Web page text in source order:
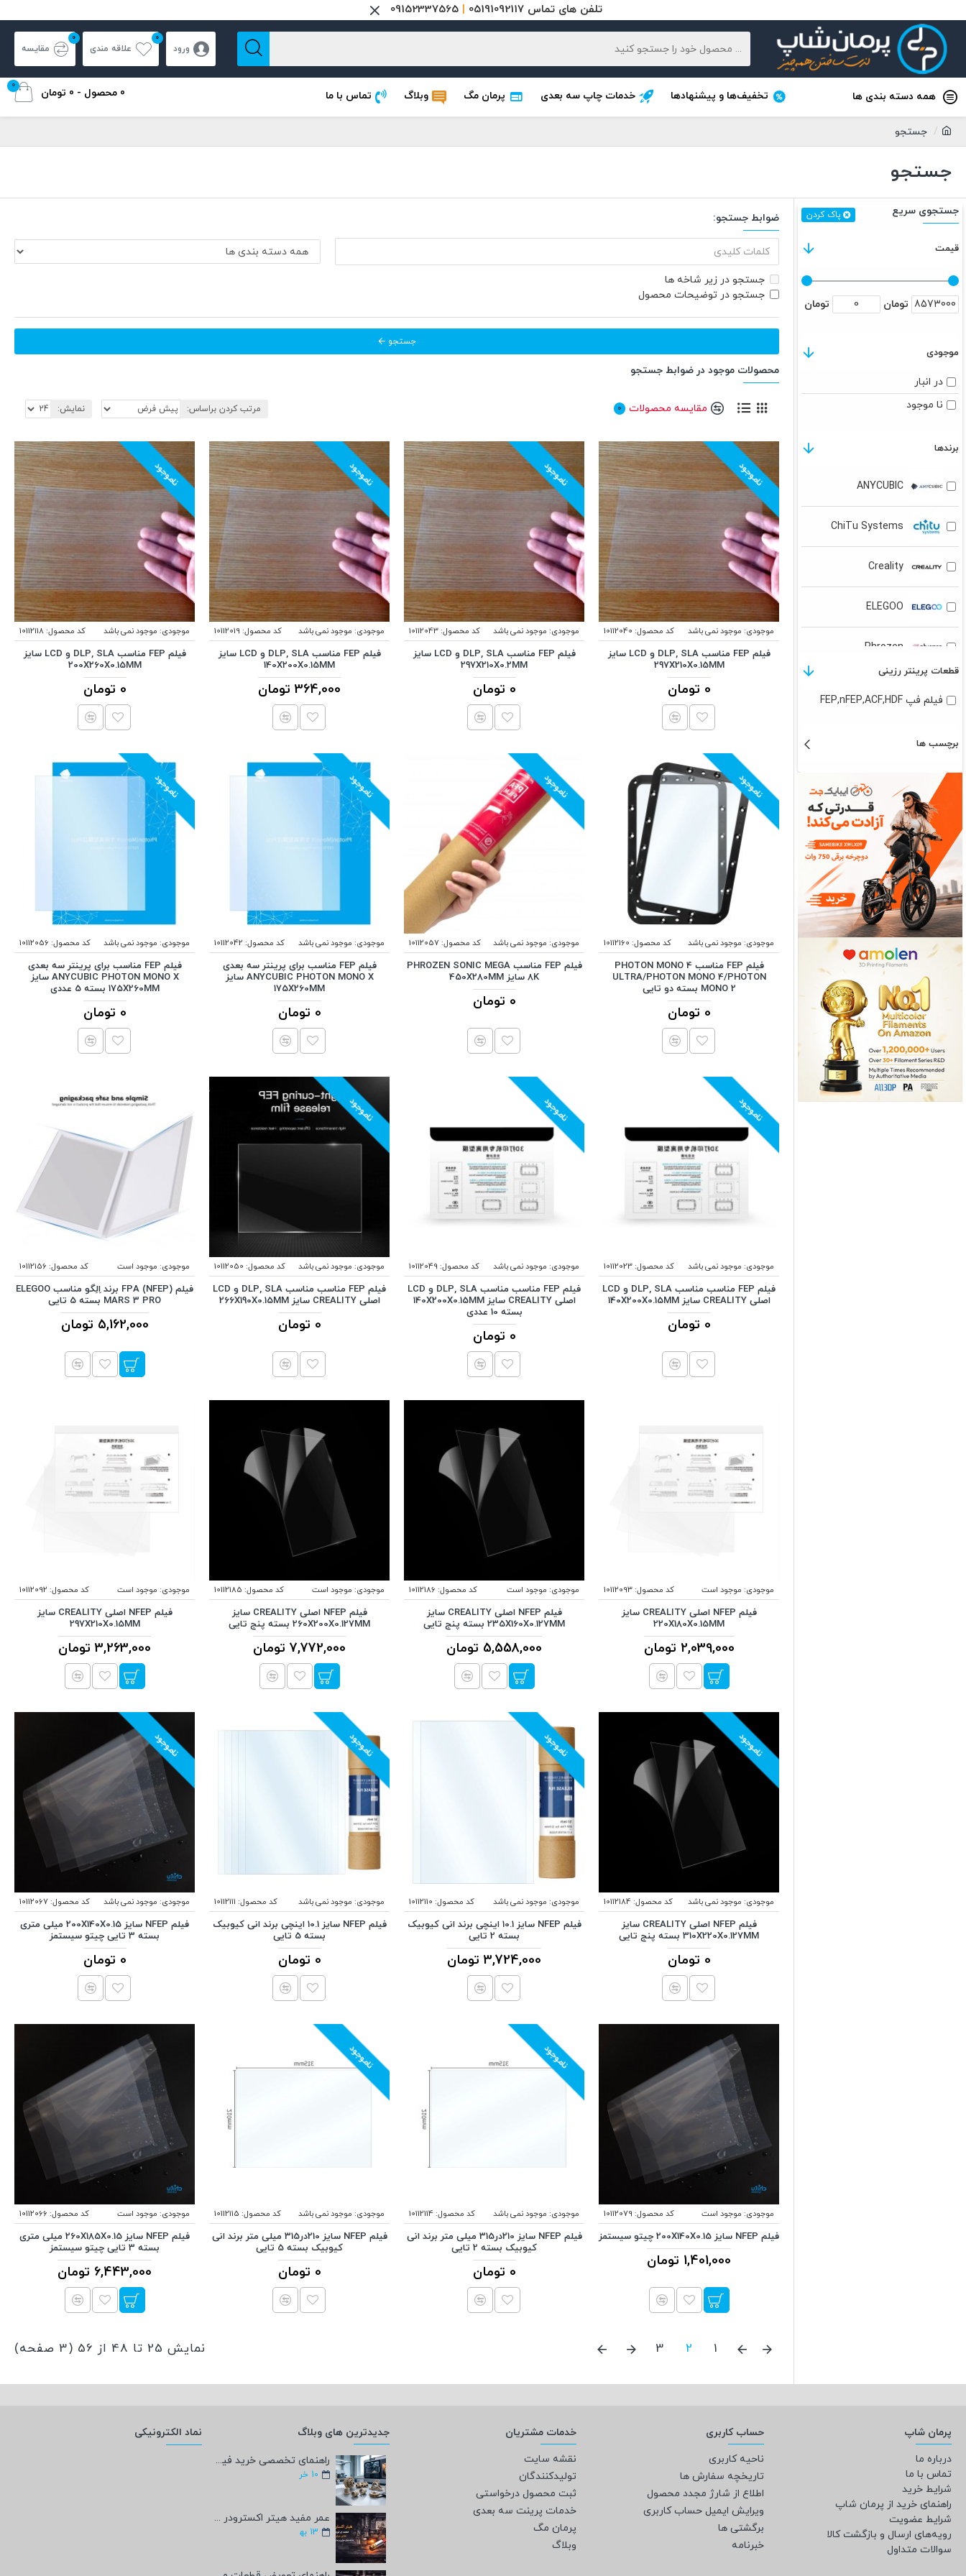
تلفن های تماس 05191092117 09152337565
ورود علاقه مندی
0
مقایسه
0
همه دسته بندی ها تخفیف‌ها و پیشنهادها خدمات چاپ سه بعدی پرمان مگ وبلاگ تماس با ما 0 محصول - 0 تومان
0
جستجو
جستجو
جستجوی سریع پاک کردن
قیمت
تومان تومان
برندها
ANYCUBIC
ChiTu Systems
Creality
ELEGOO
Phrozen
قطعات پرینتر رزینی
فیلم فپ FEP,nFEP,ACF,HDF
برچسب ها
موجودی
در انبار
نا موجود
ضوابط جستجو:
جستجو در زیر شاخه ها
جستجو در توضیحات محصول
جستجو
محصولات موجود در ضوابط جستجو
مقایسه محصولات 0 مرتب کردن براساس: نمایش:
ناموجود
موجودی: موجود نمی باشد کد محصول: 10112040
فیلم FEP مناسب DLP, SLA و LCD سایز
297X210X0.15MM
0 تومان
ناموجود
موجودی: موجود نمی باشد کد محصول:10112043
فیلم FEP مناسب DLP, SLA و LCD سایز
297X210X0.2MM
0 تومان
ناموجود
موجودی: موجود نمی باشد کد محصول: 10112019
فیلم FEP مناسب DLP, SLA و LCD سایز
140X200X0.15MM
364,000 تومان
ناموجود
موجودی: موجود نمی باشد کد محصول:10112118
فیلم FEP مناسب DLP, SLA و LCD سایز
200X260X0.15MM
0 تومان
ناموجود
موجودی: موجود نمی باشد کد محصول: 10112160
فیلم FEP مناسب PHOTON MONO 4
ULTRA/PHOTON MONO 4/PHOTON
MONO 2 بسته دو تایی
0 تومان
ناموجود
موجودی: موجود نمی باشد کد محصول:10112057
فیلم FEP مناسب PHROZEN SONIC MEGA
8K سایز 450X280MM
0 تومان
ناموجود
موجودی: موجود نمی باشد کد محصول: 10112042
فیلم FEP مناسب برای پرینتر سه بعدی
ANYCUBIC PHOTON MONO X سایز
175X260MM
0 تومان
ناموجود
موجودی: موجود نمی باشد کد محصول: 10112056
فیلم FEP مناسب برای پرینتر سه بعدی
ANYCUBIC PHOTON MONO X سایز
175X260MM بسته 5 عددی
0 تومان
ناموجود
موجودی: موجود نمی باشد کد محصول:10112023
فیلم FEP مناسب مناسب DLP, SLA و LCD
اصلی CREALITY سایز 140X200X0.15MM
0 تومان
ناموجود
موجودی: موجود نمی باشد کد محصول: 10112049
فیلم FEP مناسب مناسب DLP, SLA و LCD
اصلی CREALITY سایز 140X200X0.15MM
بسته 10 عددی
0 تومان
ناموجود
موجودی: موجود نمی باشد کد محصول: 10112050
فیلم FEP مناسب مناسب DLP, SLA و LCD
اصلی CREALITY سایز 266X190X0.15MM
0 تومان
موجودی: موجود است کد محصول: 10112156
فیلم FPA (NFEP) برند اِلِگو مناسب ELEGOO
MARS 3 PRO بسته 5 تایی
5,162,000 تومان
موجودی: موجود است کد محصول:10112093
فیلم NFEP اصلی CREALITY سایز
220X180X0.15MM
2,039,000 تومان
موجودی: موجود است کد محصول: 10112186
فیلم NFEP اصلی CREALITY سایز
235X160X0.127MM بسته پنج تایی
5,558,000 تومان
موجودی: موجود است کد محصول: 10112185
فیلم NFEP اصلی CREALITY سایز
260X200X0.127MM بسته پنج تایی
7,772,000 تومان
موجودی: موجود است کد محصول: 10112092
فیلم NFEP اصلی CREALITY سایز
297X210X0.15MM
3,263,000 تومان
ناموجود
موجودی: موجود نمی باشد کد محصول:10112184
فیلم NFEP اصلی CREALITY سایز
310X220X0.127MM بسته پنج تایی
0 تومان
ناموجود
موجودی: موجود نمی باشد کد محصول: 10112110
فیلم NFEP سایز 10.1 اینچی برند انی کیوبیک
بسته 2 تایی
3,724,000 تومان
ناموجود
موجودی: موجود نمی باشد کد محصول: 10112111
فیلم NFEP سایز 10.1 اینچی برند انی کیوبیک
بسته 5 تایی
0 تومان
ناموجود
موجودی: موجود نمی باشد کد محصول:10112067
فیلم NFEP سایز 200X140X0.15 میلی متری
بسته 3 تایی چیتو سیستمز
0 تومان
موجودی: موجود است کد محصول: 10112079
فیلم NFEP سایز 200X140X0.15 چیتو سیستمز
1,401,000 تومان
ناموجود
موجودی: موجود نمی باشد کد محصول:10112114
فیلم NFEP سایز 210در315 میلی متر برند انی
کیوبیک بسته 2 تایی
0 تومان
ناموجود
موجودی: موجود نمی باشد کد محصول: 10112115
فیلم NFEP سایز 210در315 میلی متر برند انی
کیوبیک بسته 5 تایی
0 تومان
موجودی: موجود است کد محصول: 10112066
فیلم NFEP سایز 260X185X0.15 میلی متری
بسته 3 تایی چیتو سیستمز
6,443,000 تومان
1
2
3 نمایش 25 تا 48 از 56 (3 صفحه)
پرمان شاپ
درباره ما
تماس با ما
شرایط خرید
راهنمای خرید از پرمان شاپ
شرایط عضویت
رویه‌های ارسال و بازگشت کالا
سوالات متداول
حساب کاربری
ناحیه کاربری
تاریخچه سفارش ها
اطلاع از شارژ مجدد محصول
ویرایش ایمیل حساب کاربری
برگشتی ها
خبرنامه
خدمات مشتریان
نقشه سایت
تولیدکنندگان
ثبت محصول درخواستی
خدمات پرینت سه بعدی
پرمان مگ
وبلاگ
جدیدترین های وبلاگ
راهنمای تخصصی خرید فیلامنت PEEK؛ پادشاه پرینت سه‌بعدی صنعتی و پزشکی + مشخصات فنی
10 خر
عمر مفید هیتر اکسترودر پرینتر سه‌بعدی چقدر است؟
13 به‍
نماد الکترونیکی